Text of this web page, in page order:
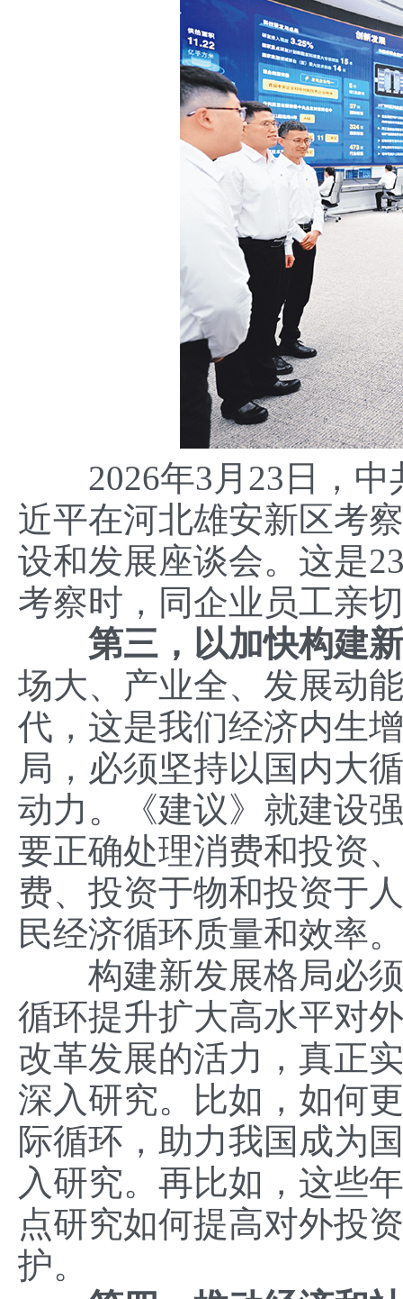
2026年3月23日，中
近平在河北雄安新区考
设和发展座谈会。这是
考察时，同企业员工亲
第三，以加快构建
场大、产业全、发展动
代，这是我们经济内生
局，必须坚持以国内大
动力。《建议》就建设
要正确处理消费和投资
费、投资于物和投资于
民经济循环质量和效率。
构建新发展格局必须
循环提升扩大高水平对
改革发展的活力，真正
深入研究。比如，如何
际循环，助力我国成为
入研究。再比如，这些
点研究如何提高对外投
护。